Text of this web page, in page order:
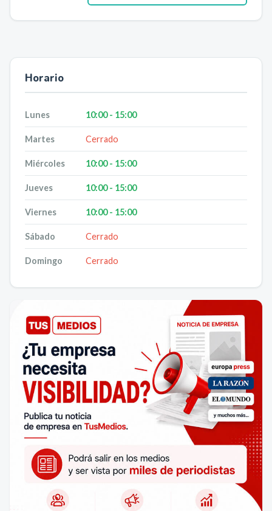
Horario
Lunes 10:00 - 15:00
Martes Cerrado
Miércoles 10:00 - 15:00
Jueves 10:00 - 15:00
Viernes 10:00 - 15:00
Sábado Cerrado
Domingo Cerrado